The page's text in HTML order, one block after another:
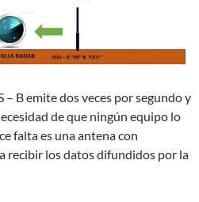
B emite dos veces por segundo y
de que ningún equipo lo
falta es una antena con
recibir los datos difundidos por la